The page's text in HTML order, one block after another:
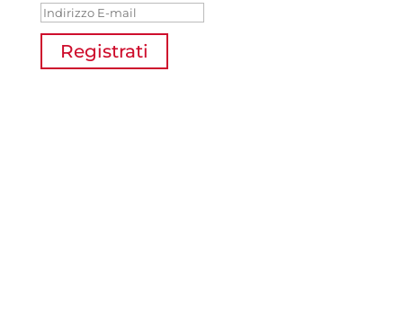
Registrati